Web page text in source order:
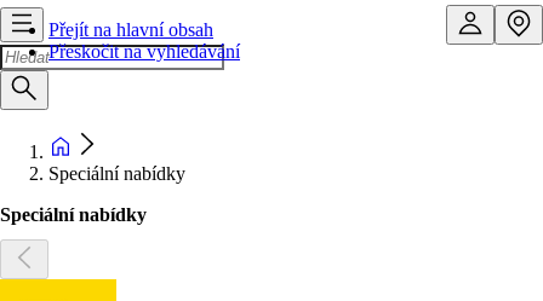
Přejít na hlavní obsah
Přeskočit na vyhledávání
Speciální nabídky
Speciální nabídky